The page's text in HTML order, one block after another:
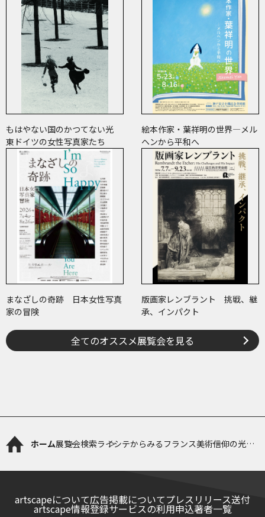
もはやない国のかつてない光
東ドイツの女性写真家たち
絵本作家・葉祥明の世界―メル
ヘンから平和へ
まなざしの奇跡 日本女性写真
家の冒険
版画家レンブラント 挑戦、継
承、インパクト
全てのオススメ展覧会を見る
ホーム展覧会検索ライシテからみるフランス美術――信仰の光と
artscapeについて広告掲載についてプレスリリース送付
artscape情報登録サービスの利用申込著者一覧